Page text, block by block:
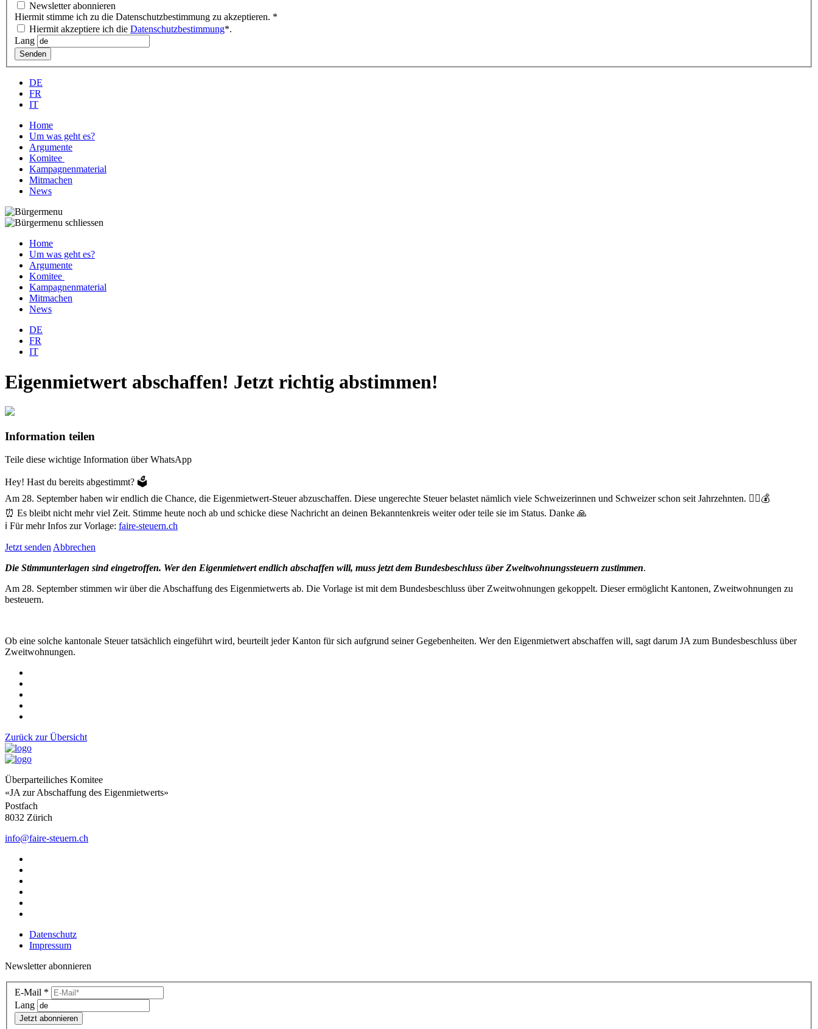
Newsletter abonnieren
Hiermit stimme ich zu die Datenschutzbestimmung zu akzeptieren. *
Hiermit akzeptiere ich die Datenschutzbestimmung*.
Lang
Senden
DE
FR
IT
Home
Um was geht es?
Argumente
Komitee
Kampagnenmaterial
Mitmachen
News
Home
Um was geht es?
Argumente
Komitee
Kampagnenmaterial
Mitmachen
News
DE
FR
IT
Eigenmietwert abschaffen! Jetzt richtig abstimmen!
Information teilen
Teile diese wichtige Information über WhatsApp
Hey! Hast du bereits abgestimmt? 🗳️
Am 28. September haben wir endlich die Chance, die Eigenmietwert-Steuer abzuschaffen. Diese ungerechte Steuer belastet nämlich viele Schweizerinnen und Schweizer schon seit Jahrzehnten. 😮‍💨💰
⏰ Es bleibt nicht mehr viel Zeit. Stimme heute noch ab und schicke diese Nachricht an deinen Bekanntenkreis weiter oder teile sie im Status. Danke 🙏
ℹ️ Für mehr Infos zur Vorlage: faire-steuern.ch
Jetzt sendenAbbrechen
Die Stimmunterlagen sind eingetroffen. Wer den Eigenmietwert endlich abschaffen will, muss jetzt dem Bundesbeschluss über Zweitwohnungssteuern zustimmen.
Am 28. September stimmen wir über die Abschaffung des Eigenmietwerts ab. Die Vorlage ist mit dem Bundesbeschluss über Zweitwohnungen gekoppelt. Dieser ermöglicht Kantonen, Zweitwohnungen zu
besteuern.
Ob eine solche kantonale Steuer tatsächlich eingeführt wird, beurteilt jeder Kanton für sich aufgrund seiner Gegebenheiten. Wer den Eigenmietwert abschaffen will, sagt darum JA zum Bundesbeschluss über
Zweitwohnungen.
Zurück zur Übersicht
Überparteiliches Komitee
«JA zur Abschaffung des Eigenmietwerts»
Postfach
8032 Zürich
info@faire-steuern.ch
Datenschutz
Impressum
Newsletter abonnieren
Newsletter
DE
(footer)
E-Mail *
Lang
Jetzt abonnieren